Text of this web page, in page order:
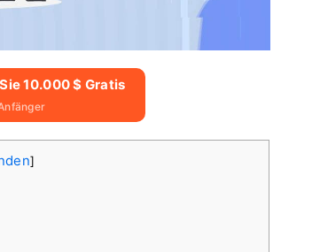
10.000 $ Gratis
]